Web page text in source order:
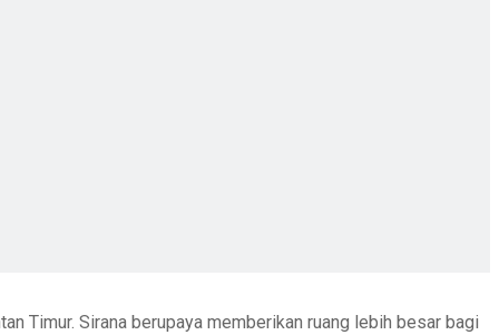
Timur. Sirana berupaya memberikan ruang lebih besar bagi